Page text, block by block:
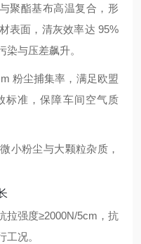
聚酯基布高温复合，形
表面，清灰效率达 95%
与压差飙升。
粉尘捕集率，满足欧盟
标准，保障车间空气质
小粉尘与大颗粒杂质，
拉强度≥2000N/5cm，抗
况。